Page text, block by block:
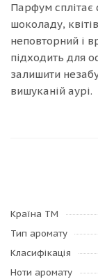
Парфум сплітає
шоколаду,
неповторний і
підходить для
залишити
вишуканій аурі.
Країна ТМ
Тип аромату
Класифікація
Ноти аромату